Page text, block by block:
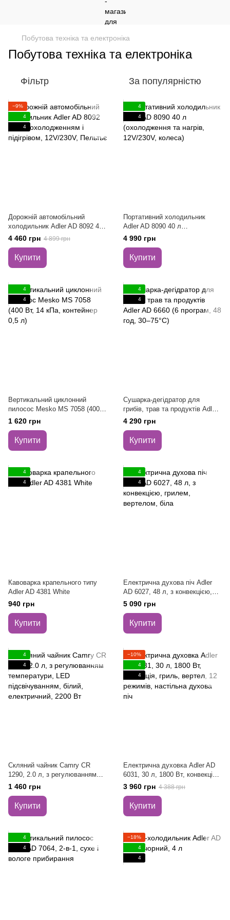
Побутова техніка та електроніка
Побутова техніка та електроніка
Фільтр За популярністю
−9%
4
4
Дорожній автомобільний
холодильник Adler AD 8092 40
л з охолодженням і підігрівом,
12V/230V, Пельтьє
4 460 грн 4 899 грн
Купити
4
4
Портативний холодильник
Adler AD 8090 40 л
(охолодження та нагрів,
12V/230V, колеса)
4 990 грн
Купити
4
4
Вертикальний циклонний
пилосос Mesko MS 7058 (400
Вт, 14 кПа, контейнер 0,5 л)
1 620 грн
Купити
4
4
Сушарка-дегідратор для
грибів, трав та продуктів Adler
AD 6660 (6 програм, 48 год,
30–75°C)
4 290 грн
Купити
4
4
Кавоварка крапельного типу
Adler AD 4381 White
940 грн
Купити
4
4
Електрична духова піч Adler
AD 6027, 48 л, з конвекцією,
грилем, вертелом, біла
5 090 грн
Купити
4
4
Скляний чайник Camry CR
1290, 2.0 л, з регулюванням
температури, LED
підсвічуванням, білий,
електричний, 2200 Вт
1 460 грн
Купити
−10%
4
4
Електрична духовка Adler AD
6031, 30 л, 1800 Вт, конвекція,
гриль, вертел, 12 режимів,
настільна духова піч
3 960 грн 4 388 грн
Купити
4
4
−18%
4
4